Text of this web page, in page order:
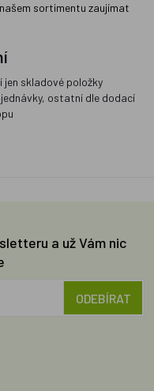
sortimentu zaujímat
jen skladové položky
ostatní dle dodací
a už Vám nic
ODEBÍRAT